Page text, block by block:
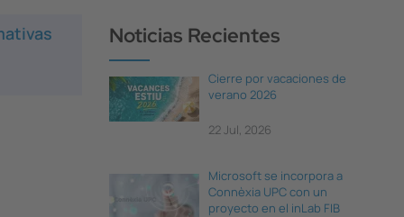
Noticias Recientes
Cierre por vacaciones de
verano 2026
22 Jul, 2026
Microsoft se incorpora a
Connèxia UPC con un
proyecto en el inLab FIB